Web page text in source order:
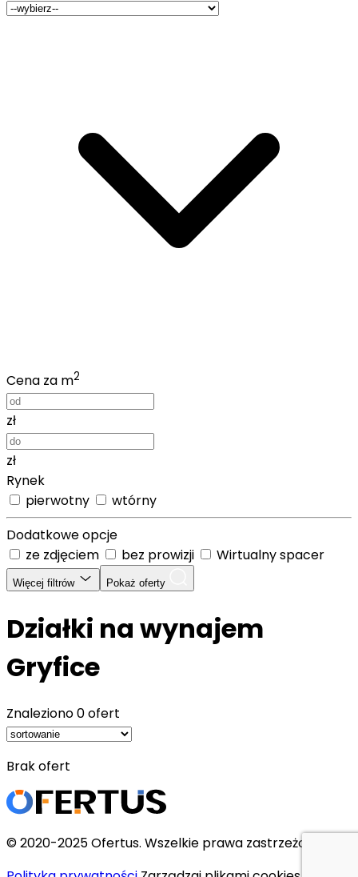
Cena za m2
zł
zł
Rynek
pierwotny
wtórny
Dodatkowe opcje
ze zdjęciem
bez prowizji Wirtualny spacer
Więcej filtrów Pokaż oferty
Działki na wynajem
Gryfice
Znaleziono0 ofert
Brak ofert
© 2020-2025 Ofertus. Wszelkie prawa zastrzeżone.